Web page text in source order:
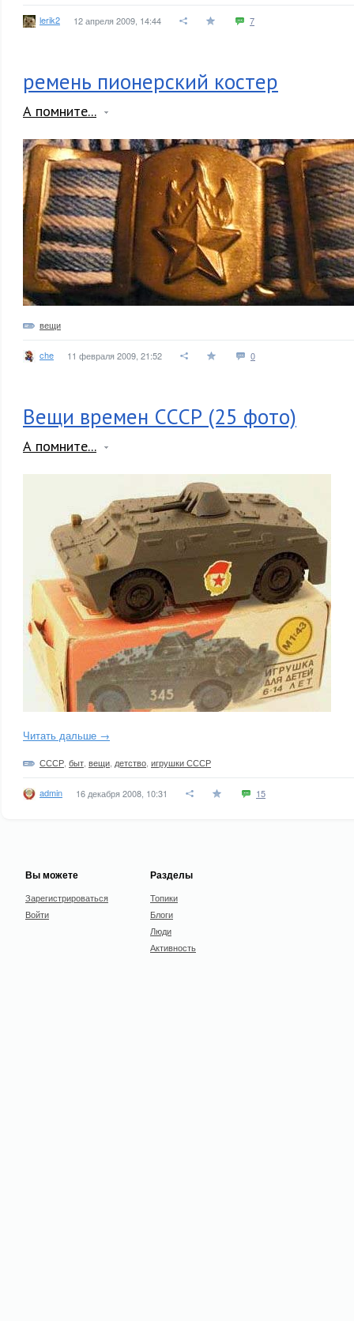
lerik2 12 апреля 2009, 14:44 7
ремень пионерский костер
А помните...
вещи
che 11 февраля 2009, 21:52 0
Вещи времен СССР (25 фото)
А помните...
Читать дальше →
СССР быт вещи детство игрушки СССР
admin 16 декабря 2008, 10:31 15
Вы можете
Зарегистрироваться
Войти
Разделы
Топики
Блоги
Люди
Активность